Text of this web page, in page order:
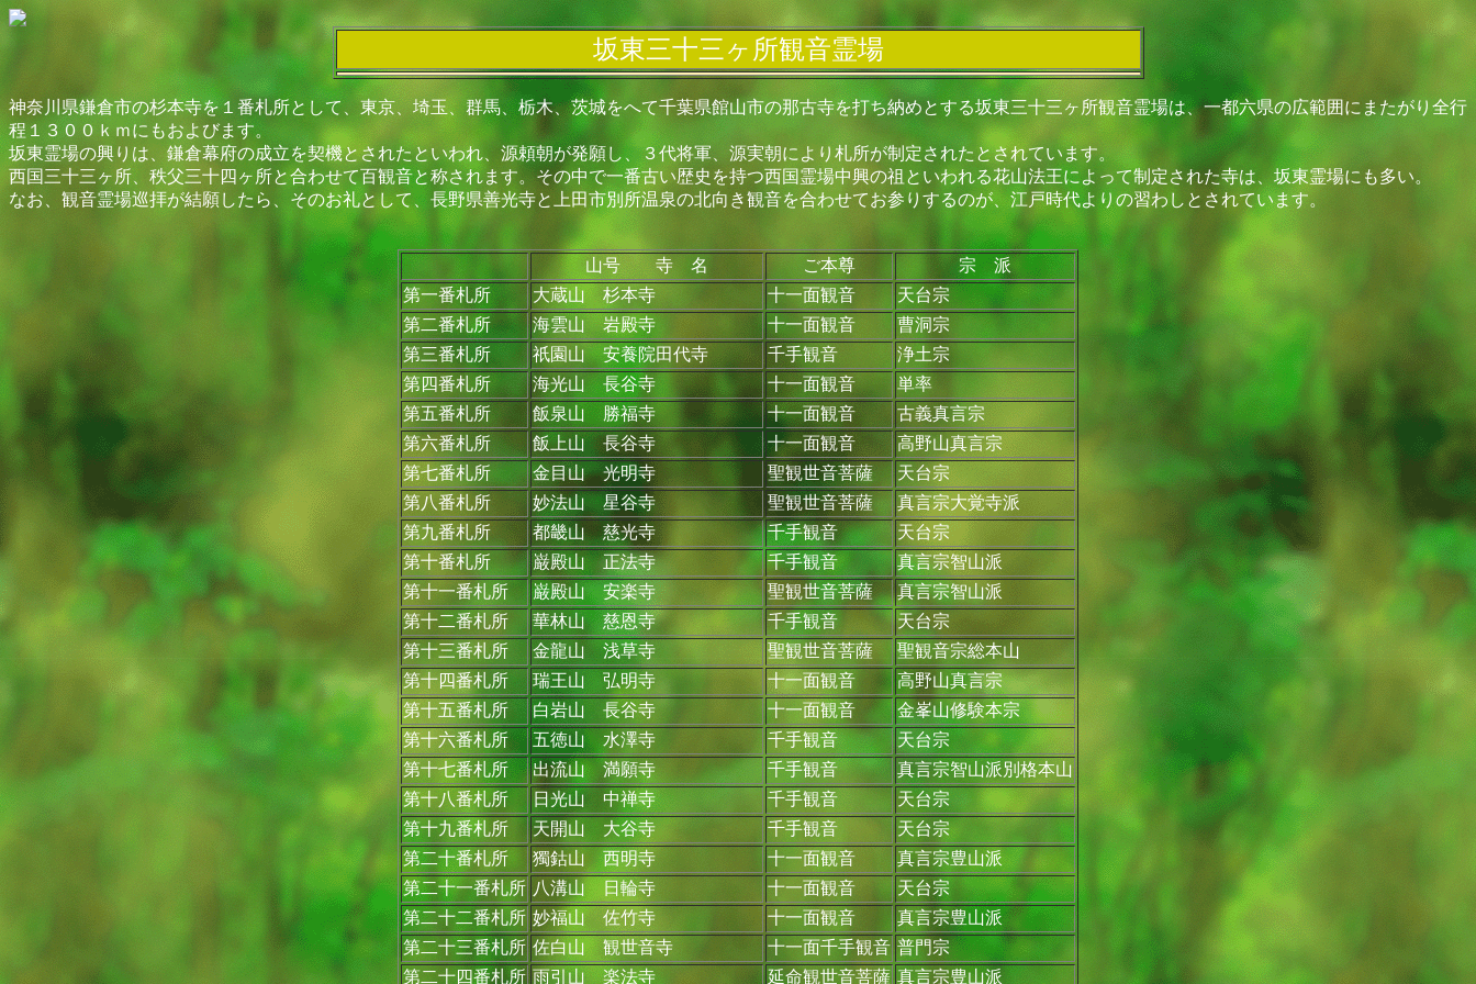
坂東三十三ヶ所観音霊場
神奈川県鎌倉市の杉本寺を１番札所として、東京、埼玉、群馬、栃木、茨城をへて千葉県館山市の那古寺を打ち納めとする坂東三十三ヶ所観音霊場は、一都六県の広範囲にまたがり全行
程１３００ｋｍにもおよびます。
坂東霊場の興りは、鎌倉幕府の成立を契機とされたといわれ、源頼朝が発願し、３代将軍、源実朝により札所が制定されたとされています。
西国三十三ヶ所、秩父三十四ヶ所と合わせて百観音と称されます。その中で一番古い歴史を持つ西国霊場中興の祖といわれる花山法王によって制定された寺は、坂東霊場にも多い。
なお、観音霊場巡拝が結願したら、そのお礼として、長野県善光寺と上田市別所温泉の北向き観音を合わせてお参りするのが、江戸時代よりの習わしとされています。
山号 寺 名 ご本尊
宗 派
第一番札所
大蔵山 杉本寺 十一面観音
天台宗
第二番札所
海雲山 岩殿寺 十一面観音
曹洞宗
第三番札所
祇園山 安養院田代寺 千手観音
浄土宗
第四番札所
海光山 長谷寺 十一面観音
単率
第五番札所
飯泉山 勝福寺 十一面観音
古義真言宗
第六番札所
飯上山 長谷寺 十一面観音
高野山真言宗
第七番札所
金目山 光明寺 聖観世音菩薩
天台宗
第八番札所
妙法山 星谷寺 聖観世音菩薩
真言宗大覚寺派
第九番札所
都畿山 慈光寺 千手観音
天台宗
第十番札所
巌殿山 正法寺 千手観音
真言宗智山派
第十一番札所
巌殿山 安楽寺 聖観世音菩薩
真言宗智山派
第十二番札所
華林山 慈恩寺 千手観音
天台宗
第十三番札所
金龍山 浅草寺 聖観世音菩薩
聖観音宗総本山
第十四番札所
瑞王山 弘明寺 十一面観音
高野山真言宗
第十五番札所
白岩山 長谷寺 十一面観音
金峯山修験本宗
第十六番札所
五徳山 水澤寺 千手観音
天台宗
第十七番札所
出流山 満願寺 千手観音
真言宗智山派別格本山
第十八番札所
日光山 中禅寺 千手観音
天台宗
第十九番札所
天開山 大谷寺 千手観音
天台宗
第二十番札所
獨鈷山 西明寺 十一面観音
真言宗豊山派
第二十一番札所 八溝山 日輪寺 十一面観音
天台宗
第二十二番札所 妙福山 佐竹寺 十一面観音
真言宗豊山派
第二十三番札所 佐白山 観世音寺 十一面千手観音 普門宗
第二十四番札所 雨引山 楽法寺 延命観世音菩薩 真言宗豊山派